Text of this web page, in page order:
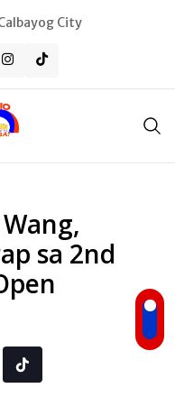
City
sa 2nd
Tiktok